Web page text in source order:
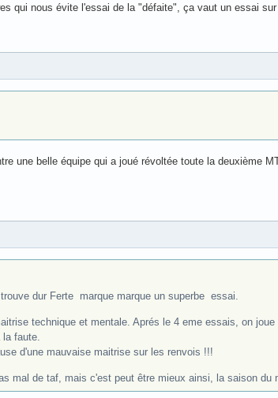
qui nous évite l'essai de la "défaite", ça vaut un essai sur
une belle équipe qui a joué révoltée toute la deuxième
dur Ferte marque marque un superbe essai.
technique et mentale. Aprés le 4 eme essais, on
faute.
d'une mauvaise maitrise sur les renvois !!!
mal de taf, mais c'est peut être mieux ainsi, la saison du